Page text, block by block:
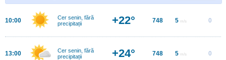
10:00
Cer senin, fără
precipitații
+22° 748 5 m/s 0
13:00
Cer senin, fără
precipitații
+24° 748 5 m/s 0